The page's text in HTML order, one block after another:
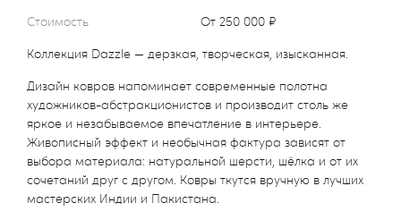
Стоимость
от 250 000 ₽
Коллекция Dazzle — дерзкая, творческая, изысканная.
Дизайн ковров напоминает современные полотна
художников-абстракционистов и производит столь же
яркое и незабываемое впечатление в интерьере.
Живописный эффект и необычная фактура зависят от
выбора материала: натуральной шерсти, шёлка и от их
сочетаний друг с другом. Ковры ткутся вручную в лучших
мастерских Индии и Пакистана.